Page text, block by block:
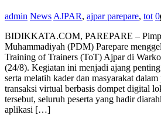
admin News AJPAR, ajpar parepare, tot 0
BIDIKKATA.COM, PAREPARE –
Muhammadiyah (PDM) Parepare
Training of Trainers (ToT) Ajpar di
(24/8). Kegiatan ini menjadi ajang
serta melatih kader dan masyarakat
transaksi virtual berbasis dompet digital
tersebut, seluruh peserta yang hadir
aplikasi […]